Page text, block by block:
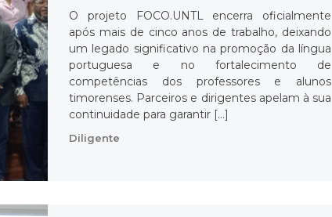
O projeto FOCO.UNTL encerra oficialmente
após mais de cinco anos de trabalho, deixando
um legado significativo na promoção da língua
portuguesa e no fortalecimento de
competências dos professores e alunos
timorenses. Parceiros e dirigentes apelam à sua
continuidade para garantir […]
Diligente